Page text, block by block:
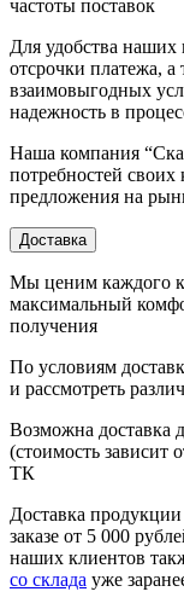
частоты поставок
Для удобства наших
отсрочки платежа, а
взаимовыгодных
надежность в
Наша компания
потребностей
предложения на
Доставка
Мы ценим каждого
максимальный
получения
По условиям
и рассмотреть
Возможна доставка
(стоимость зависит
ТК
Доставка
заказе от 5 000
наших клиентов
со склада уже